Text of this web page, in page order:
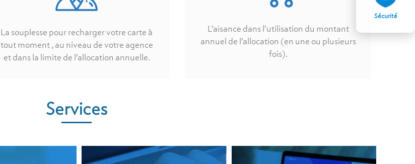
La souplesse pour recharger votre carte à
tout moment , au niveau de votre agence
et dans la limite de l’allocation annuelle.
L’aisance dans l’utilisation du montant
annuel de l’allocation (en une ou plusieurs
fois).
Services
Sécurité